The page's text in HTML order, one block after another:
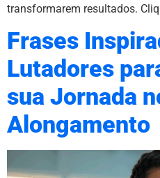
transformarem resultados.
Frases
Lutadores
sua Jornada
Alongamento